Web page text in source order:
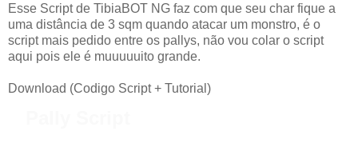
Esse Script de TibiaBOT NG faz com que seu char fique a
uma distância de 3 sqm quando atacar um monstro, é o
script mais pedido entre os pallys, não vou colar o script
aqui pois ele é muuuuuito grande.
Download (Codigo Script + Tutorial)